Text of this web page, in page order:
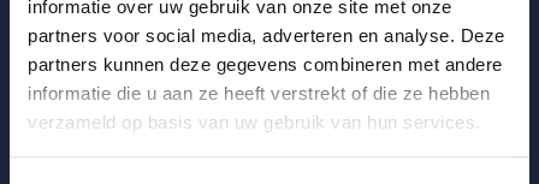
informatie over uw gebruik van onze site met onze
partners voor social media, adverteren en analyse. Deze
partners kunnen deze gegevens combineren met andere
informatie die u aan ze heeft verstrekt of die ze hebben
verzameld op basis van uw gebruik van hun services.
Bekijk de infographic met kerncijfers 2025.
Lees meer